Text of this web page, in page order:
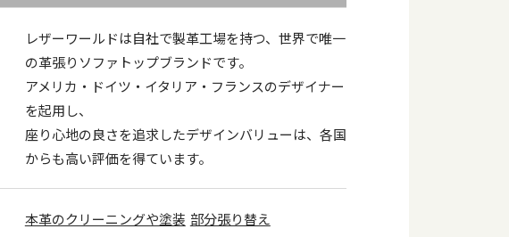
レザーワールドは自社で製革工場を持つ、世界で唯一
の革張りソファトップブランドです。
アメリカ・ドイツ・イタリア・フランスのデザイナー
を起用し、
座り心地の良さを追求したデザインバリューは、各国
からも高い評価を得ています。
本革のクリーニングや塗装 部分張り替え